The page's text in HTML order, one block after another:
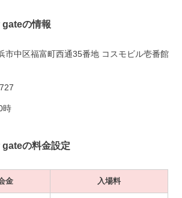
の情報
市中区福富町西通35番地 コスモビル壱番館
時
の料金設定
金 入場料